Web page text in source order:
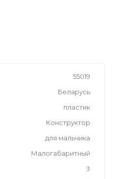
55019
Беларусь
пластик
Конструктор
для мальчика
Малогабаритный
3